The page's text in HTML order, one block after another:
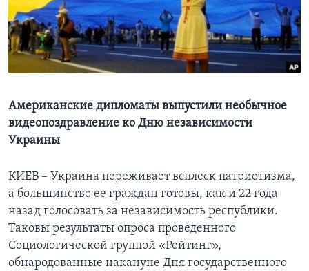
Learning English
СОЦИАЛЬНЫЕ СЕТИ
Языки
Американские дипломаты выпустили необычное
видеопоздравление ко Дню независимости
Украины
КИЕВ – Украина переживает всплеск патриотизма,
а большинство ее граждан готовы, как и 22 года
назад голосовать за независимость республики.
Таковы результаты опроса проведенного
Социологической группой «Рейтинг»,
обнародованные накануне Дня государственного